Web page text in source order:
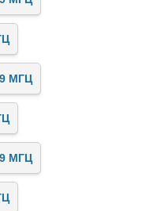
МГЦ
МГЦ